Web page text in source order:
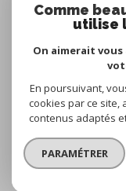
© 2026 | Tous
Nos honoraires
Plan
Comme
utilise
On aimerait
En poursuivant,
cookies par ce site,
contenus adaptés
PARAMÉTRER